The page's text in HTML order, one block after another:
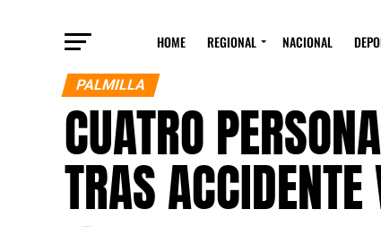
HOME REGIONAL NACIONAL
PALMILLA
CUATRO
TRAS